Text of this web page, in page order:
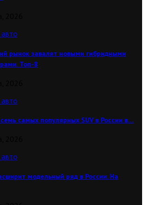
рынок завалят новыми гибридными
Топ-8
самых популярных SUV в России в…
модельный ряд в России. На